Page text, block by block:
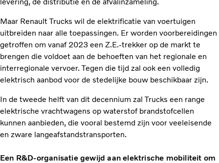
Maar Renault Trucks wil de elektrificatie van voertuigen
uitbreiden naar alle toepassingen. Er worden voorbereidingen
getroffen om vanaf 2023 een Z.E.-trekker op de markt te
brengen die voldoet aan de behoeften van het regionale en
interregionale vervoer. Tegen die tijd zal ook een volledig
elektrisch aanbod voor de stedelijke bouw beschikbaar zijn.
In de tweede helft van dit decennium zal Trucks een range
elektrische vrachtwagens op waterstof brandstofcellen
kunnen aanbieden, die vooral bestemd zijn voor veeleisende
en zware langeafstandstransporten.
Een R&D-organisatie gewijd aan elektrische mobiliteit om